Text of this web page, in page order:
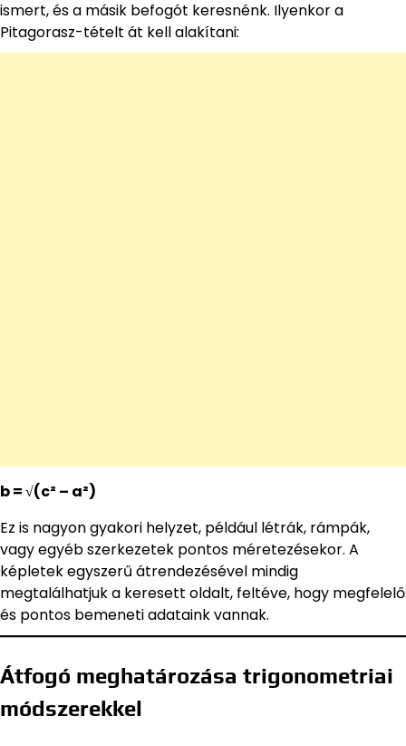
ismert, és a másik befogót keresnénk. Ilyenkor a
Pitagorasz-tételt át kell alakítani:
b = √(c² – a²)
Ez is nagyon gyakori helyzet, például létrák, rámpák,
vagy egyéb szerkezetek pontos méretezésekor. A
képletek egyszerű átrendezésével mindig
megtalálhatjuk a keresett oldalt, feltéve, hogy megfelelő
és pontos bemeneti adataink vannak.
Átfogó meghatározása trigonometriai
módszerekkel